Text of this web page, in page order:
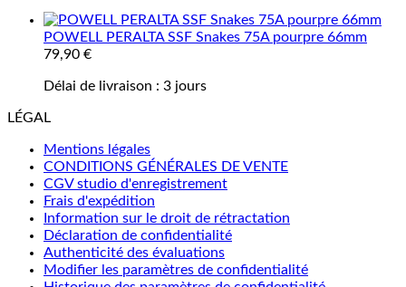
POWELL PERALTA SSF Snakes 75A pourpre 66mm
79,90 €
Délai de livraison : 3 jours
LÉGAL
Mentions légales
CONDITIONS GÉNÉRALES DE VENTE
CGV studio d'enregistrement
Frais d'expédition
Information sur le droit de rétractation
Déclaration de confidentialité
Authenticité des évaluations
Modifier les paramètres de confidentialité